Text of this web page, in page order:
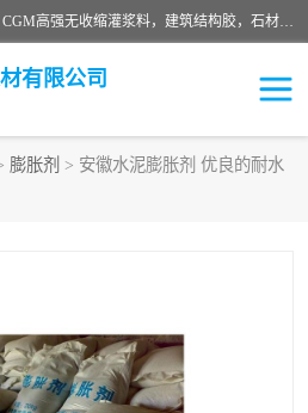
西安伊顿建材有限公司主营产品：CGM高强无收缩灌浆料，建筑结构胶，石材粘合剂，柔性防水材料，环氧修补砂浆等在各个行业得到了客户认可。
有限公司
膨胀剂 > 安徽水泥膨胀剂 优良的耐水
沥青冷补料